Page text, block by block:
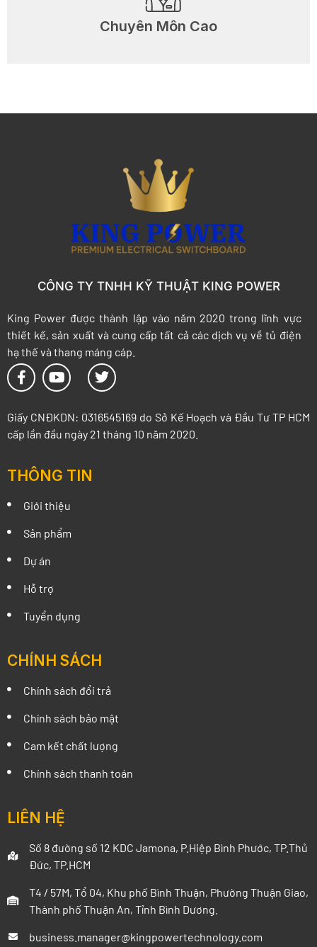
Chuyên Môn Cao
CÔNG TY TNHH KỸ THUẬT KING POWER
King Power được thành lập vào năm 2020 trong lĩnh vực
thiết kế, sản xuất và cung cấp tất cả các dịch vụ về tủ điện
hạ thế và thang máng cáp.
Giấy CNĐKDN: 0316545169 do Sở Kế Hoạch và Đầu Tư TP HCM
cấp lần đầu ngày 21 tháng 10 năm 2020.
THÔNG TIN
Giới thiệu
Sản phẩm
Dự án
Hỗ trợ
Tuyển dụng
CHÍNH SÁCH
Chính sách đổi trả
Chính sách bảo mật
Cam kết chất lượng
Chính sách thanh toán
LIÊN HỆ
Số 8 đường số 12 KDC Jamona, P.Hiệp Bình Phước, TP.Thủ
Đức, TP.HCM
T4 / 57M, Tổ 04, Khu phố Bình Thuận, Phường Thuận Giao,
Thành phố Thuận An, Tỉnh Bình Dương.
business.manager@kingpowertechnology.com